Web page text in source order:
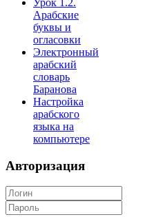
Урок 1.2.
Арабские
буквы и
огласовки
Электронный
арабский
словарь
Баранова
Настройка
арабского
языка на
компьютере
Авторизация